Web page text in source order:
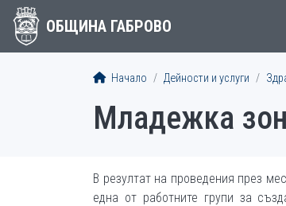
ОБЩИНА ГАБРОВО
Начало Дейности и услуги
Младежка
В резултат на проведения през
една от работните групи за